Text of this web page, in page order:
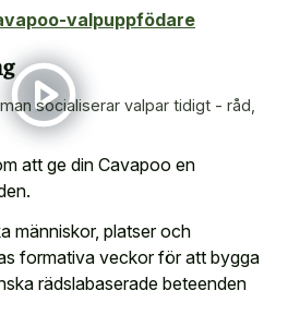
valpuppfödare
socialiserar valpar tidigt - råd,
att ge din Cavapoo en
människor, platser och
formativa veckor för att bygga
rädslabaserade beteenden